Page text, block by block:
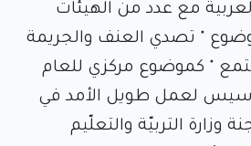
مع عدد من الهيئات
" تصدي العنف والجريمة
" كموضوع مركزي للعام
لعمل طويل الأمد في
وزارة التربيّة والتعلّيم